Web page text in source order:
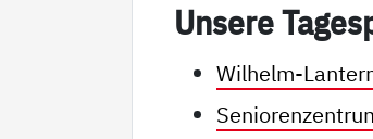
Un­se­re
Wilhelm-